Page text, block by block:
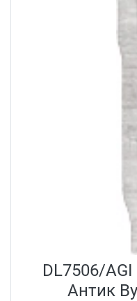
DL7506/
Антик